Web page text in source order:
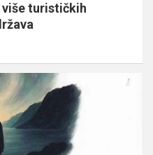
turističkih